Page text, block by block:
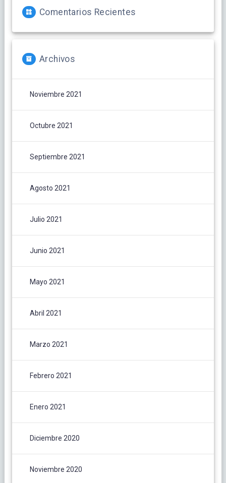
Comentarios Recientes
Archivos
Noviembre 2021
Octubre 2021
Septiembre 2021
Agosto 2021
Julio 2021
Junio 2021
Mayo 2021
Abril 2021
Marzo 2021
Febrero 2021
Enero 2021
Diciembre 2020
Noviembre 2020